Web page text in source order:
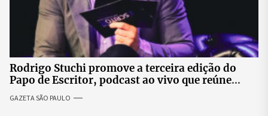
Rodrigo Stuchi promove a terceira edição do
Papo de Escritor, podcast ao vivo que reúne
especialistas para discutir saúde mental e
prosperidade.
GAZETA SÃO PAULO